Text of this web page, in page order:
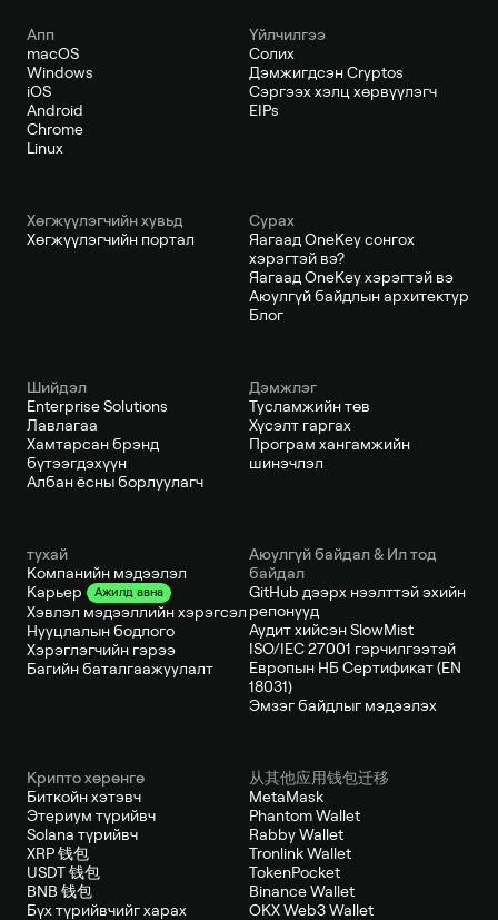
Апп
macOS
Windows
iOS
Android
Chrome
Linux
Үйлчилгээ
Солих
Дэмжигдсэн Cryptos
Сэргээх хэлц хөрвүүлэгч
EIPs
Хөгжүүлэгчийн хувьд
Хөгжүүлэгчийн портал
Сурах
Яагаад OneKey сонгох
хэрэгтэй вэ?
Яагаад OneKey хэрэгтэй вэ
Аюулгүй байдлын архитектур
Блог
Шийдэл
Enterprise Solutions
Лавлагаа
Хамтарсан брэнд
бүтээгдэхүүн
Албан ёсны борлуулагч
Дэмжлэг
Тусламжийн төв
Хүсэлт гаргах
Програм хангамжийн
шинэчлэл
тухай
Компанийн мэдээлэл
Карьер
Ажилд авна
Хэвлэл мэдээллийн хэрэгсэл
Нууцлалын бодлого
Хэрэглэгчийн гэрээ
Багийн баталгаажуулалт
Аюулгүй байдал & Ил тод
байдал
GitHub дээрх нээлттэй эхийн
репонууд
Аудит хийсэн SlowMist
ISO/IEC 27001 гэрчилгээтэй
Европын НБ Сертификат (EN
18031)
Эмзэг байдлыг мэдээлэх
Крипто хөрөнгө
Биткойн хэтэвч
Этериум түрийвч
Solana түрийвч
XRP 钱包
USDT 钱包
BNB 钱包
Бүх түрийвчийг харах
从其他应用钱包迁移
MetaMask
Phantom Wallet
Rabby Wallet
Tronlink Wallet
TokenPocket
Binance Wallet
OKX Web3 Wallet